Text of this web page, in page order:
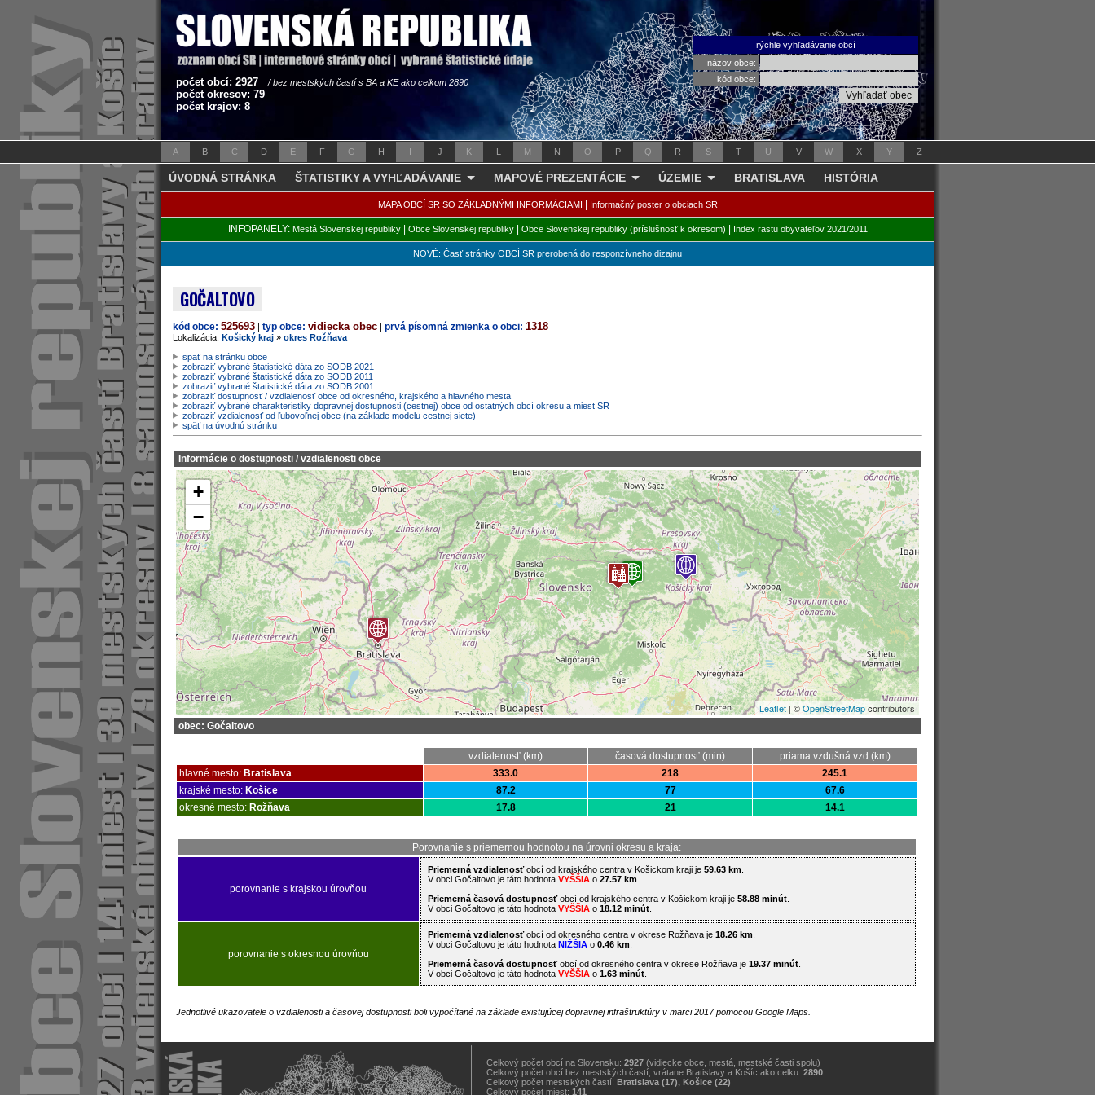
počet obcí: 2927 / bez mestských častí s BA a KE ako celkom 2890
počet okresov: 79
počet krajov: 8
rýchle vyhľadávanie obcí
názov obce:
kód obce:
A B C D E F G H I J K L M N O P Q R S T U V W X Y Z
ÚVODNÁ STRÁNKA ŠTATISTIKY A VYHĽADÁVANIE MAPOVÉ PREZENTÁCIE ÚZEMIE BRATISLAVA HISTÓRIA
MAPA OBCÍ SR SO ZÁKLADNÝMI INFORMÁCIAMI Informačný poster o obciach SR
INFOPANELY: Mestá Slovenskej republiky| Obce Slovenskej republiky| Obce Slovenskej republiky (príslušnosť k okresom) Index rastu obyvateľov 2021/2011
NOVÉ: Časť stránky OBCÍ SR prerobená do responzívneho dizajnu
GOČALTOVO
kód obce: 525693 | typ obce: vidiecka obec | prvá písomná zmienka o obci: 1318
Lokalizácia: Košický kraj » okres Rožňava
späť na stránku obce
zobraziť vybrané štatistické dáta zo SODB 2021
zobraziť vybrané štatistické dáta zo SODB 2011
zobraziť vybrané štatistické dáta zo SODB 2001
zobraziť dostupnosť / vzdialenosť obce od okresného, krajského a hlavného mesta
zobraziť vybrané charakteristiky dopravnej dostupnosti (cestnej) obce od ostatných obcí okresu a miest SR
zobraziť vzdialenosť od ľubovoľnej obce (na základe modelu cestnej siete)
späť na úvodnú stránku
Informácie o dostupnosti / vzdialenosti obce
+
−
Leaflet | ©OpenStreetMapcontributors
obec: Gočaltovo
vzdialenosť (km) časová dostupnosť (min)
priama vzdušná vzd.(km)
hlavné mesto: Bratislava 333.0 218
245.1
krajské mesto: Košice 87.2 77
67.6
okresné mesto: Rožňava 17.8 21 14.1
Porovnanie s priemernou hodnotou na úrovni okresu a kraja:
porovnanie s krajskou úrovňou
Priemerná vzdialenosťobcí od krajského centra v Košickom kraji je 59.63 km
V obci Gočaltovo je táto hodnota VYŠŠIA o 27.57 km
Priemerná časová dostupnosťobcí od krajského centra v Košickom kraji je 58.88 minút
V obci Gočaltovo je táto hodnota VYŠŠIA o 18.12 minút
porovnanie s okresnou úrovňou
Priemerná vzdialenosťobcí od okresného centra v okrese Rožňava je 18.26 km
V obci Gočaltovo je táto hodnota NIŽŠIA o 0.46 km
Priemerná časová dostupnosťobcí od okresného centra v okrese Rožňava je 19.37 minút
V obci Gočaltovo je táto hodnota VYŠŠIA o 1.63 minút
Jednotlivé ukazovatele o vzdialenosti a časovej dostupnosti boli vypočítané na základe existujúcej dopravnej infraštruktúry v marci 2017 pomocou Google Maps.
Celkový počet obcí na Slovensku: 2927 (vidiecke obce, mestá, mestské časti spolu)
Celkový počet obcí bez mestských častí, vrátane Bratislavy a Košíc ako celku: 2890
Celkový počet mestských častí: Bratislava (17), Košice (22)
Celkový počet miest: 141